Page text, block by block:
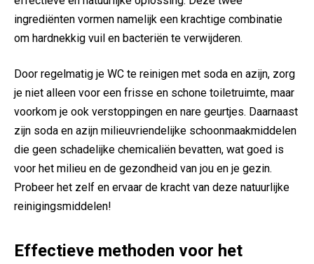
ingrediënten vormen namelijk een krachtige combinatie
om hardnekkig vuil en bacteriën te verwijderen.
Door regelmatig je WC te reinigen met soda en azijn, zorg
je niet alleen voor een frisse en schone toiletruimte, maar
voorkom je ook verstoppingen en nare geurtjes. Daarnaast
zijn soda en azijn milieuvriendelijke schoonmaakmiddelen
die geen schadelijke chemicaliën bevatten, wat goed is
voor het milieu en de gezondheid van jou en je gezin.
Probeer het zelf en ervaar de kracht van deze natuurlijke
reinigingsmiddelen!
Effectieve methoden voor het